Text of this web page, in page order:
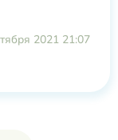
2021 21:07